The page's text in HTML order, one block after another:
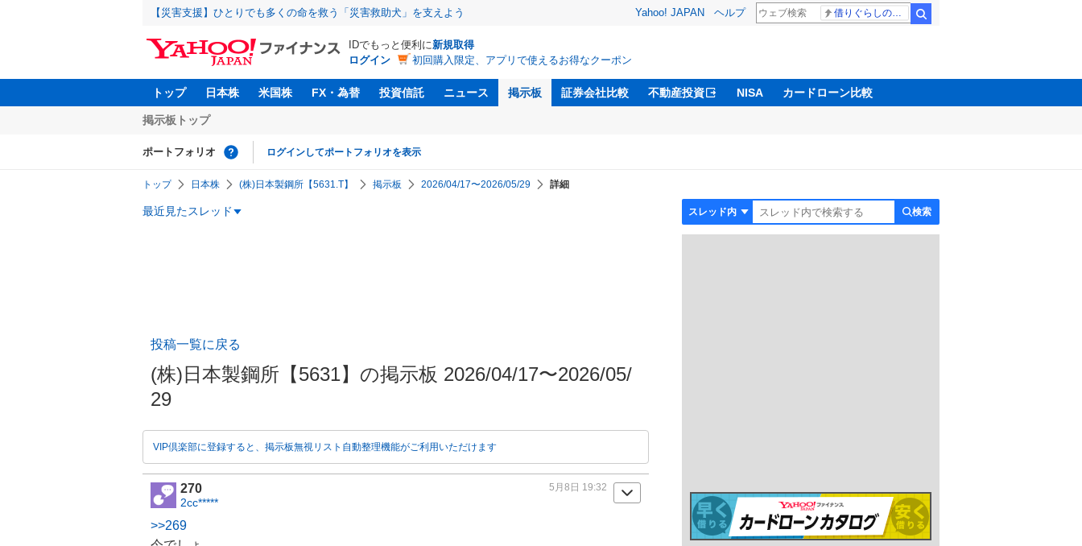
【災害支援】ひとりでも多くの命を救う「災害救助犬」を支えよう Yahoo! JAPAN ヘルプ
IDでもっと便利に新規取得
ログイン
初回購入限定、アプリで使えるお得なクーポン
トップ 日本株 米国株 FX・為替 投資信託 ニュース 掲示板 証券会社比較 不動産投資 NISA カードローン比較
掲示板トップ
ポートフォリオ ログインしてポートフォリオを表示
トップ 日本株 (株)日本製鋼所【5631.T】 掲示板 2026/04/17〜2026/05/29 詳細
最近見たスレッド 検索
投稿一覧に戻る
(株)日本製鋼所【5631】の掲示板 2026/04/17〜2026/05/
29
VIP倶楽部に登録すると、掲示板無視リスト自動整理機能がご利用いただけます
270
2cc*****
5月8日 19:32
>>269